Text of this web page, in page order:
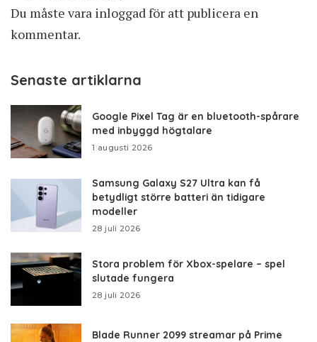
Du måste vara inloggadför att publicera en
kommentar.
Senaste artiklarna
Google Pixel Tag är en bluetooth-spårare
med inbyggd högtalare
1 augusti 2026
Samsung Galaxy S27 Ultra kan få
betydligt större batteri än tidigare
modeller
28 juli 2026
Stora problem för Xbox-spelare – spel
slutade fungera
28 juli 2026
Blade Runner 2099 streamar på Prime